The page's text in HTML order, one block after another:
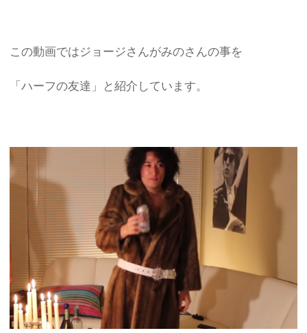
この動画ではジョージさんがみのさんの事を
「ハーフの友達」と紹介しています。